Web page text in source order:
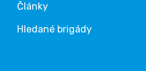
Články
Hledané brigády